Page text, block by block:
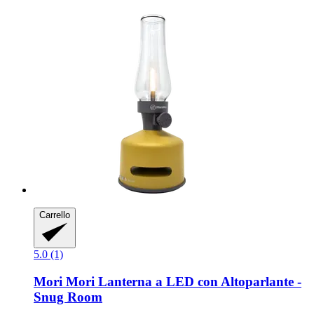
Carrello
5.0 (1)
Mori Mori Lanterna a LED con Altoparlante -​
Snug Room